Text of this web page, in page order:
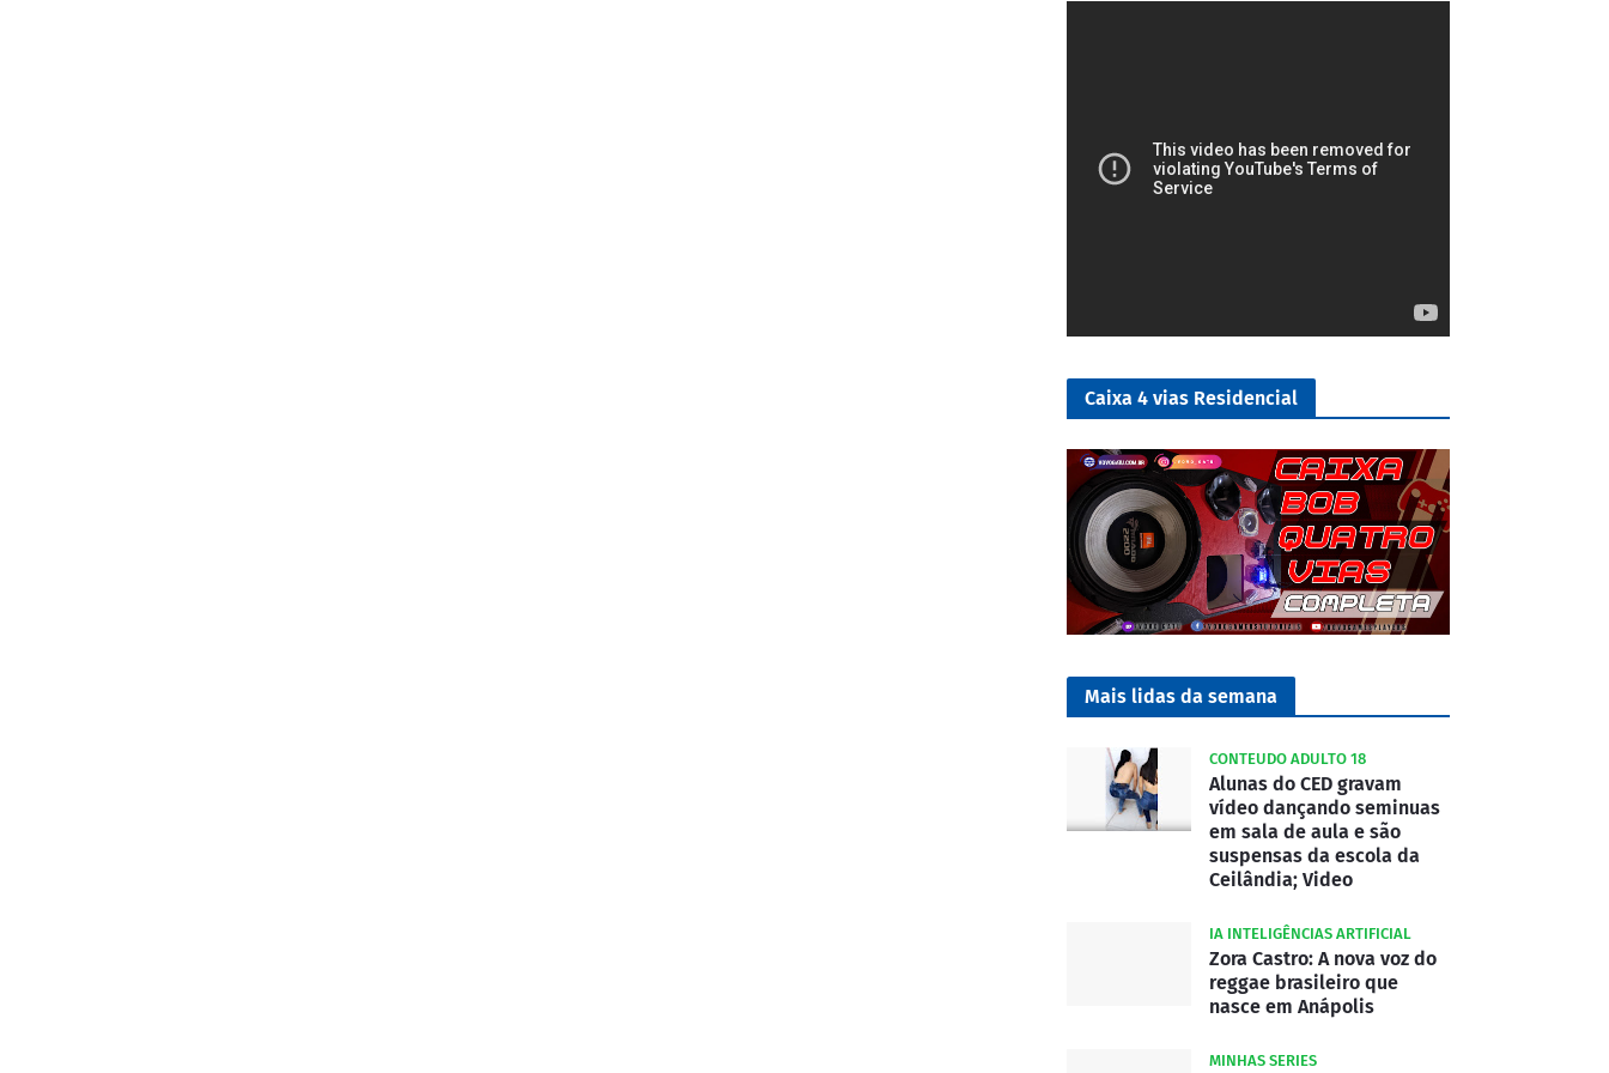
Caixa 4 vias Residencial
Mais lidas da semana
CONTEUDO ADULTO 18
Alunas do CED gravam
vídeo dançando seminuas
em sala de aula e são
suspensas da escola da
Ceilândia; Video
IA INTELIGÊNCIAS ARTIFICIAL
Zora Castro: A nova voz do
reggae brasileiro que
nasce em Anápolis
MINHAS SERIES